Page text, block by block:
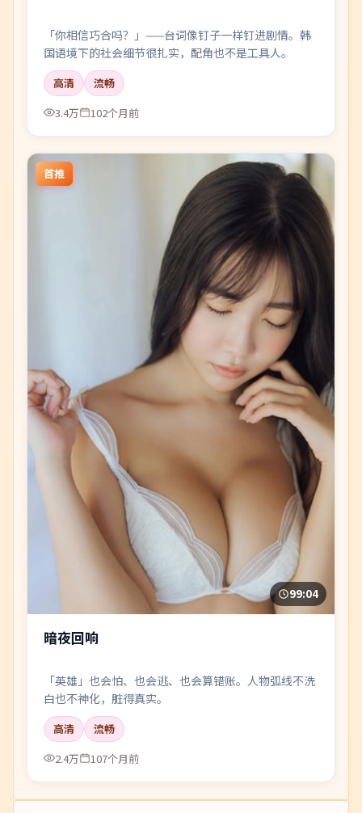
「你相信巧合吗？」——台词像钉子一样钉进剧情。韩
国语境下的社会细节很扎实，配角也不是工具人。
高清
流畅
3.4万
102个月前
首推
99:04
暗夜回响
「英雄」也会怕、也会逃、也会算错账。人物弧线不洗
白也不神化，脏得真实。
高清
流畅
2.4万
107个月前